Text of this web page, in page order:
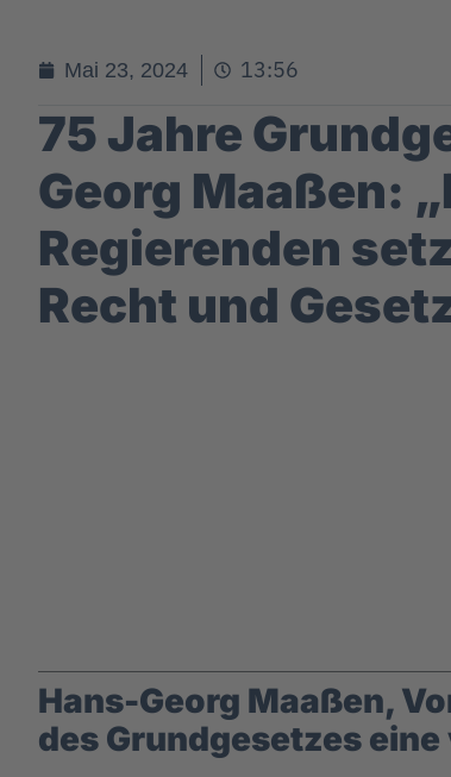
Mai 23, 2024 13:56
75 Jahre
Georg Maaßen:
Regierenden
Recht und
Hans-Georg Maaßen,
des Grundgesetzes